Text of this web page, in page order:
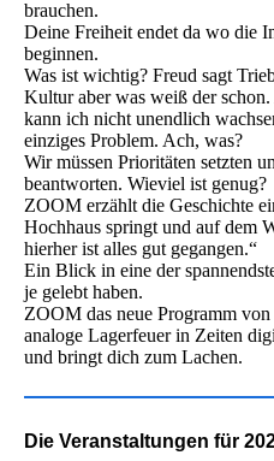
brauchen.
Deine Freiheit endet da wo die
beginnen.
Was ist wichtig? Freud sagt
Kultur aber was weiß der
kann ich nicht unendlich
einziges Problem. Ach, was?
Wir müssen Prioritäten setzten
beantworten. Wieviel ist genug?
ZOOM erzählt die Geschichte
Hochhaus springt und auf dem
hierher ist alles gut gegangen.“
Ein Blick in eine der
je gelebt haben.
ZOOM das neue Programm
analoge Lagerfeuer in Zeiten
und bringt dich zum Lachen.
Die Veranstaltungen für